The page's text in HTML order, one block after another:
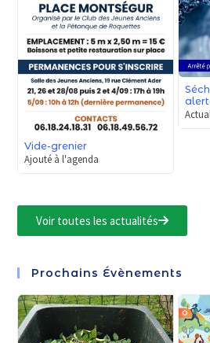
Vide-grenier
Ajouté à l'agenda
Voir toutes les actualités
Prochains Évènements